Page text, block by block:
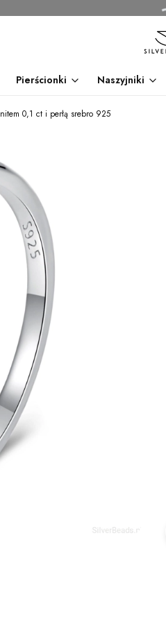
Pierścionki Naszyjniki
0,1 ct i perłą srebro 925